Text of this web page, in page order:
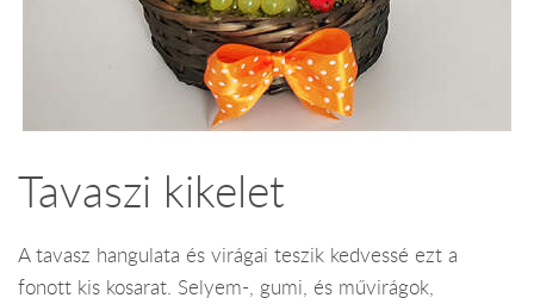
Tavaszi kikelet
A tavasz hangulata és virágai teszik kedvessé ezt a
fonott kis kosarat. Selyem-, gumi, és művirágok,